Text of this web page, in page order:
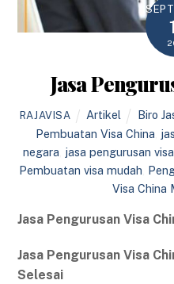
Jasa
RAJAVISA Artikel Biro
Pembuatan Visa China
negara jasa pengurusan
Pembuatan visa mudah
Visa China
Jasa Pengurusan Visa
Jasa Pengurusan Visa
Selesai